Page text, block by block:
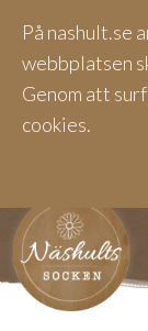
På nashult.se
webbplatsen
Genom att
cookies.